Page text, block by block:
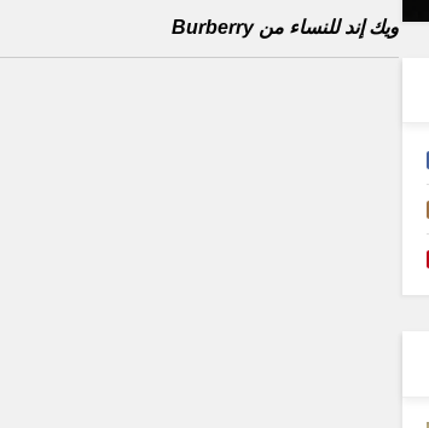
ويك إند للنساء من Burberry